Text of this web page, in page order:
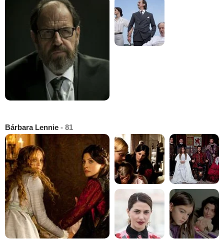
Bárbara Lennie - 81